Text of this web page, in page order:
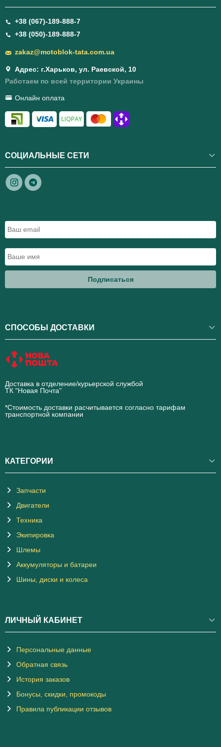
+38 (067)-189-888-7
+38 (050)-189-888-7
zakaz@motoblok-tata.com.ua
Адрес: г.Харьков, ул. Раевской, 10
Работаем по всей территории Украины
Онлайн оплата
СОЦИАЛЬНЫЕ СЕТИ
Подписаться
СПОСОБЫ ДОСТАВКИ
Доставка в отделение/курьерской службой
ТК "Новая Почта"
*Стоимость доставки расчитывается согласно тарифам
транспортной компании
КАТЕГОРИИ
Запчасти
Двигатели
Техника
Экипировка
Шлемы
Аккумуляторы и батареи
Шины, диски и колеса
ЛИЧНЫЙ КАБИНЕТ
Персональные данные
Обратная связь
История заказов
Бонусы, скидки, промокоды
Правила публикации отзывов